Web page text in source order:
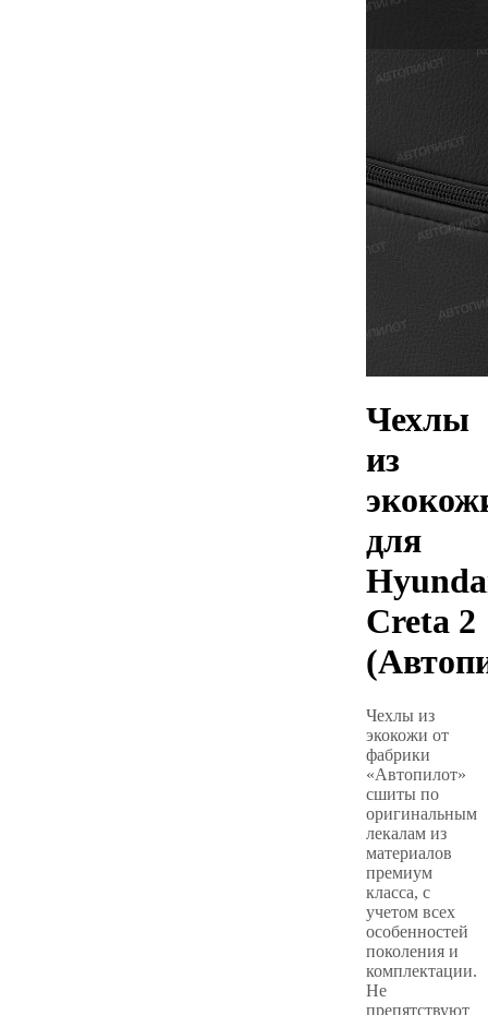
Чехлы
из
для
Creta 2
Чехлы из
экокожи от
фабрики
«Автопилот»
сшиты по
оригинальным
лекалам из
материалов
премиум
класса, с
учетом всех
особенностей
поколения и
комплектации.
Не
препятствуют